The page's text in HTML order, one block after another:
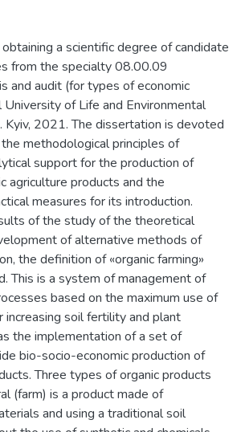
a scientific degree of candidate
from the specialty 08.00.09
and audit (for types of economic
University of Life and Environmental
Kyiv, 2021. The dissertation is devoted
methodological principles of
support for the production of
agriculture products and the
measures for its introduction.
of the study of the theoretical
of alternative methods of
the definition of «organic farming»
This is a system of management of
based on the maximum use of
increasing soil fertility and plant
the implementation of a set of
bio-socio-economic production of
Three types of organic products
(farm) is a product made of
and using a traditional soil